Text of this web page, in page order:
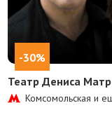
-30%
Театр Дениса
Комсомольская и